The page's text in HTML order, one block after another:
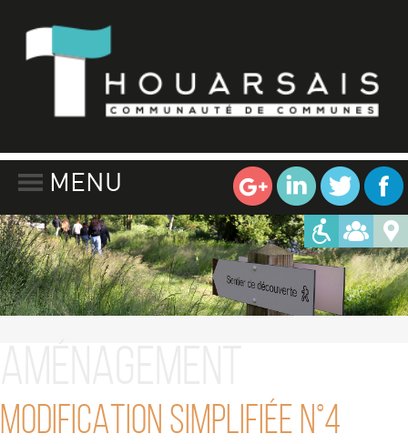
MENU
MODIFICATION SIMPLIFIÉE N°4